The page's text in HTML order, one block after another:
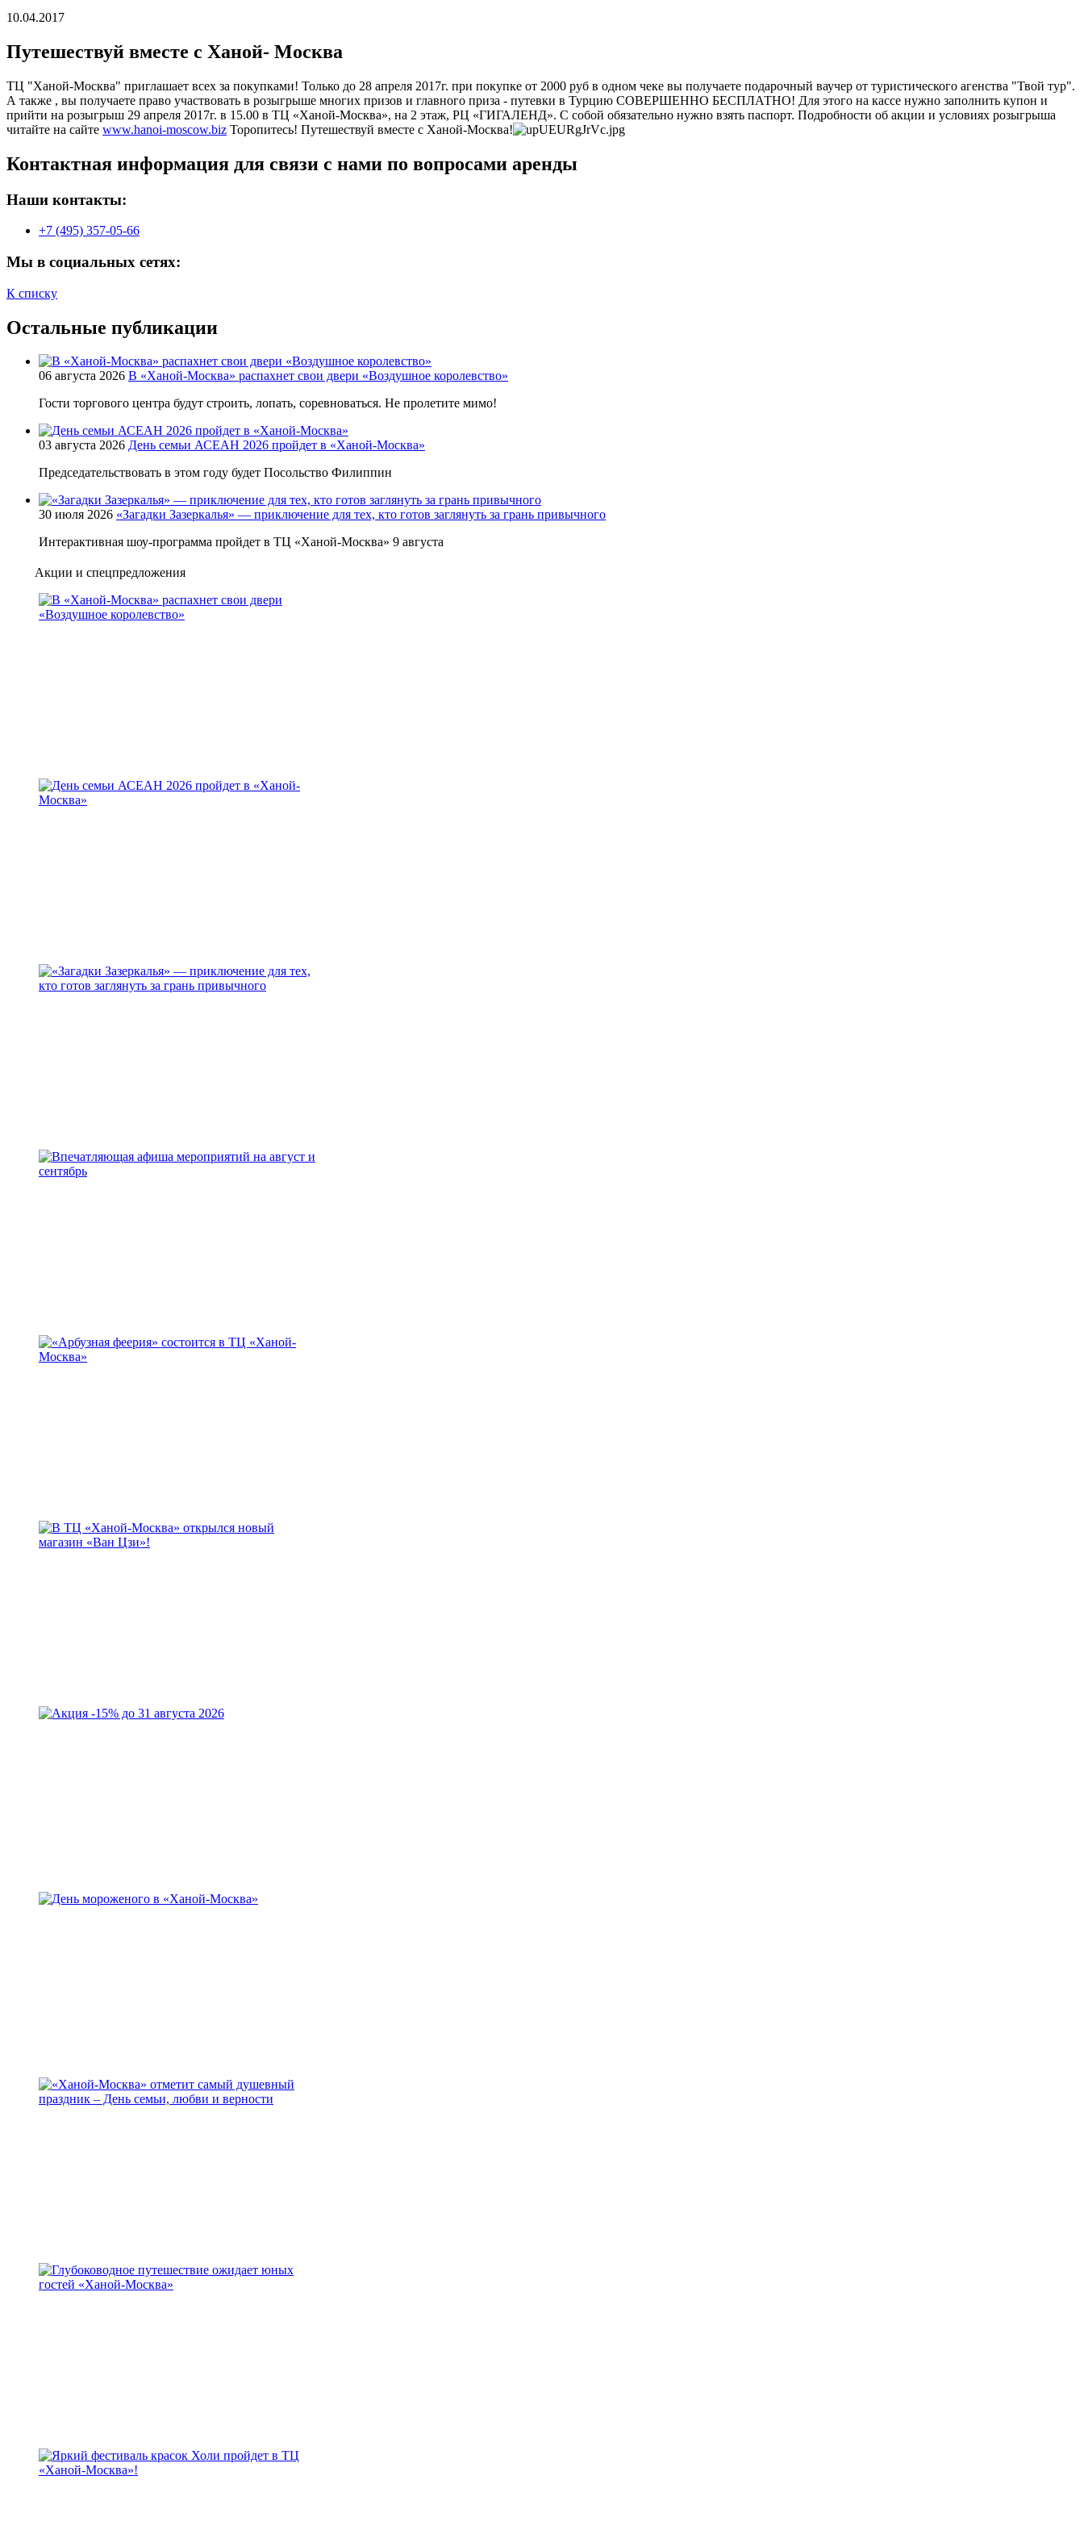
10.04.2017
Путешествуй вместе с Ханой- Москва
ТЦ "Ханой-Москва" приглашает всех за покупками! Только до 28 апреля 2017г. при покупке от 2000 руб в одном чеке вы получаете подарочный ваучер от туристического агенства "Твой тур".
А также , вы получаете право участвовать в розыгрыше многих призов и главного приза - путевки в Турцию СОВЕРШЕННО БЕСПЛАТНО! Для этого на кассе нужно заполнить купон и
прийти на розыгрыш 29 апреля 2017г. в 15.00 в ТЦ «Ханой-Москва», на 2 этаж, РЦ «ГИГАЛЕНД». С собой обязательно нужно взять паспорт. Подробности об акции и условиях розыгрыша
читайте на сайте www.hanoi-moscow.biz Торопитесь! Путешествуй вместе с Ханой-Москва!
Контактная информация для связи с нами по вопросами аренды
Наши контакты:
+7 (495) 357-05-66
Мы в социальных сетях:
К списку
Остальные публикации
06 августа 2026 В «Ханой-Москва» распахнет свои двери «Воздушное королевство»
Гости торгового центра будут строить, лопать, соревноваться. Не пролетите мимо!
03 августа 2026 День семьи АСЕАН 2026 пройдет в «Ханой-Москва»
Председательствовать в этом году будет Посольство Филиппин
30 июля 2026 «Загадки Зазеркалья» — приключение для тех, кто готов заглянуть за грань привычного
Интерактивная шоу-программа пройдет в ТЦ «Ханой-Москва» 9 августа
Акции и спецпредложения